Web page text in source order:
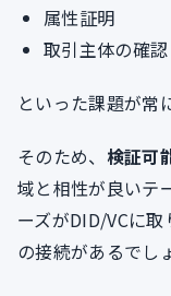
属性証明
取引主体の確認
といった課題が常
そのため、 検証可
域と相性が良いテ
ーズがDID/VCに
の接続があるでし